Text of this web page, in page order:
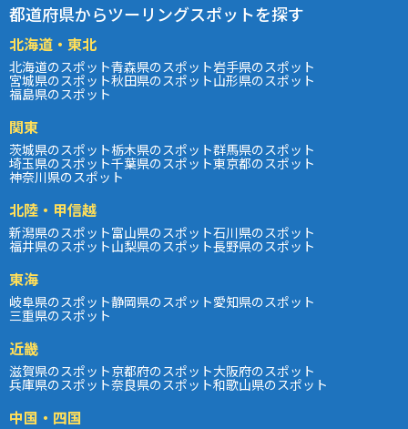
都道府県からツーリングスポットを探す
北海道・東北
北海道のスポット青森県のスポット岩手県のスポット
宮城県のスポット秋田県のスポット山形県のスポット
福島県のスポット
関東
茨城県のスポット栃木県のスポット群馬県のスポット
埼玉県のスポット千葉県のスポット東京都のスポット
神奈川県のスポット
北陸・甲信越
新潟県のスポット富山県のスポット石川県のスポット
福井県のスポット山梨県のスポット長野県のスポット
東海
岐阜県のスポット静岡県のスポット愛知県のスポット
三重県のスポット
近畿
滋賀県のスポット京都府のスポット大阪府のスポット
兵庫県のスポット奈良県のスポット和歌山県のスポット
中国・四国